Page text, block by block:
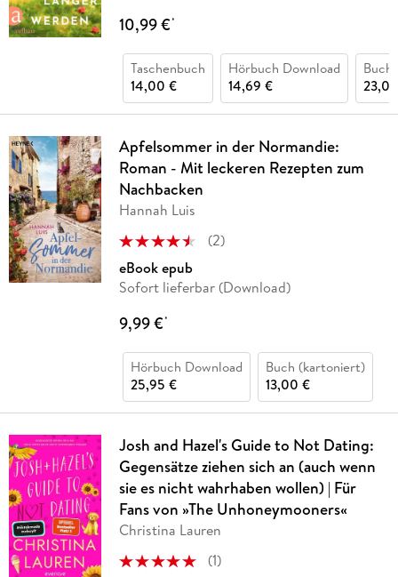
10,99 €*
Taschenbuch
14,00 €
Hörbuch Download
14,69 €
Buch
Apfelsommer in der Normandie:
Roman - Mit leckeren Rezepten zum
Nachbacken
Hannah Luis
(2)
eBook epub
Sofort lieferbar (Download)
9,99 €*
Hörbuch Download
25,95 €
Buch (kartoniert)
13,00 €
Josh and Hazel's Guide to Not Dating:
Gegensätze ziehen sich an (auch wenn
sie es nicht wahrhaben wollen) | Für
Fans von »The Unhoneymooners«
Christina Lauren
(1)